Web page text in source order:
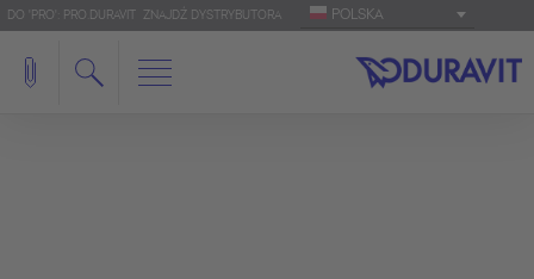
DO 'PRO': PRO.DURAVIT ZNAJDŹ DYSTRYBUTORA POLSKA